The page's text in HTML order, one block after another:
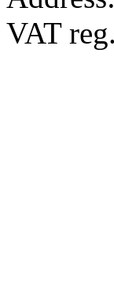
VAT